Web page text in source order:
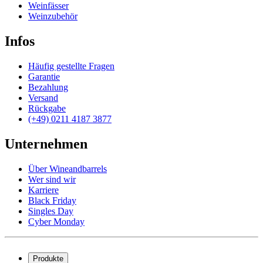
Weinfässer
Weinzubehör
Infos
Häufig gestellte Fragen
Garantie
Bezahlung
Versand
Rückgabe
(+49) 0211 4187 3877
Unternehmen
Über Wineandbarrels
Wer sind wir
Karriere
Black Friday
Singles Day
Cyber Monday
Produkte